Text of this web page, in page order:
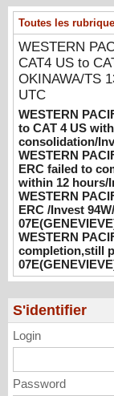
temporarily back
unexpected inner
consolidation/
08/04/2026 -
WESTERN
CAT 2 US, 4th
tracking close to
hours/Invest
08/04/2026 -
WESTERN
CAT 3 US, 4th
PACIFIC: TS
UTC
08/02/2026 -
WESTERN
4 US/EASTERN
nicely depicted by
08/01/2026
Toutes les
WESTERN
CAT4 US to
OKINAWA/TS
UTC
WESTERN
to CAT 4 US
consolidation/
WESTERN
ERC failed to
within 12 hours/
WESTERN
ERC /Invest
WESTERN
completion,still
S'identifier
Login
Password